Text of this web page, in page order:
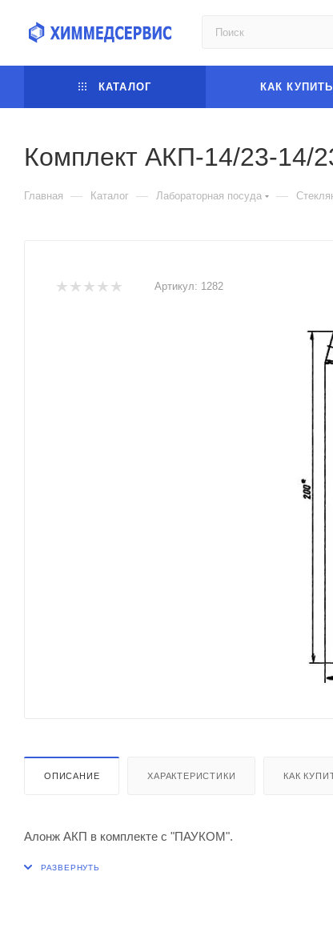
КАТАЛОГ КАК КУПИТЬ
Комплект АКП-14/23-14/
Главная — Каталог — Лабораторная посуда —
Артикул: 1282
ОПИСАНИЕ ХАРАКТЕРИСТИКИ КАК
Алонж АКП в комплекте с "ПАУКОМ".